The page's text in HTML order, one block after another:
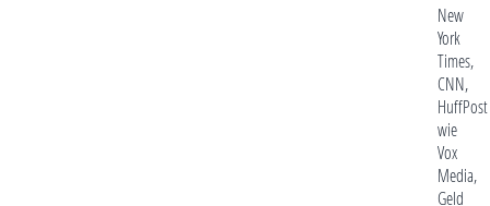
New
York
Times,
CNN,
HuffPost
wie
Vox
Media,
Geld